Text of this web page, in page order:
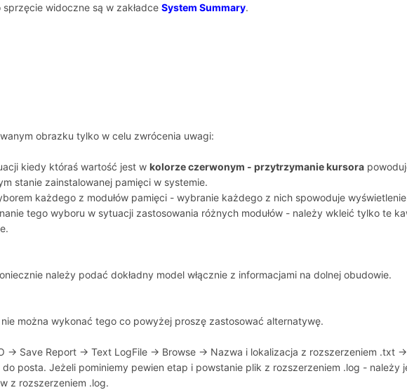
widoczne są w zakładce System Summary.
obrazku tylko w celu zwrócenia uwagi:
kiedy któraś wartość jest w kolorze czerwonym - przytrzymanie kursora
stanie zainstalowanej pamięci w systemie.
każdego z modułów pamięci - wybranie każdego z nich spowoduje
tego wyboru w sytuacji zastosowania różnych modułów - należy wkleić tylko te
należy podać dokładny model włącznie z informacjami na dolnej obudowie.
można wykonać tego co powyżej proszę zastosować alternatywę.
-> Save Report -> Text LogFile -> Browse -> Nazwa i lokalizacja z rozszerzeniem .txt -
posta. Jeżeli pominiemy pewien etap i powstanie plik z rozszerzeniem .log - należy
z rozszerzeniem .log.